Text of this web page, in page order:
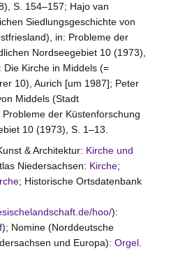
S. 154–157; Hajo van
Siedlungsgeschichte von
in: Probleme der
Nordseegebiet 10 (1973),
Kirche in Middels (=
10), Aurich [um 1987]; Peter
Middels (Stadt
der Küstenforschung
10 (1973), S. 1–13.
& Architektur: Kirche und
Niedersachsen: Kirche;
; Historische Ortsdatenbank
hoo/):
); Nomine (Norddeutsche
und Europa): Orgel.